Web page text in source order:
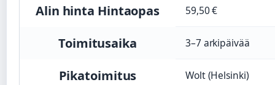
Alin hinta Hintaopas 59,50 €
Toimitusaika 3–7 arkipäivää
Pikatoimitus Wolt (Helsinki)